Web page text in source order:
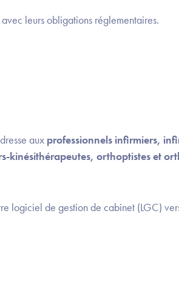
leurs obligations réglementaires.
Linkedin
aux professionnels infirmiers,
kinésithérapeutes, orthoptistes et
logiciel de gestion de cabinet (LGC)